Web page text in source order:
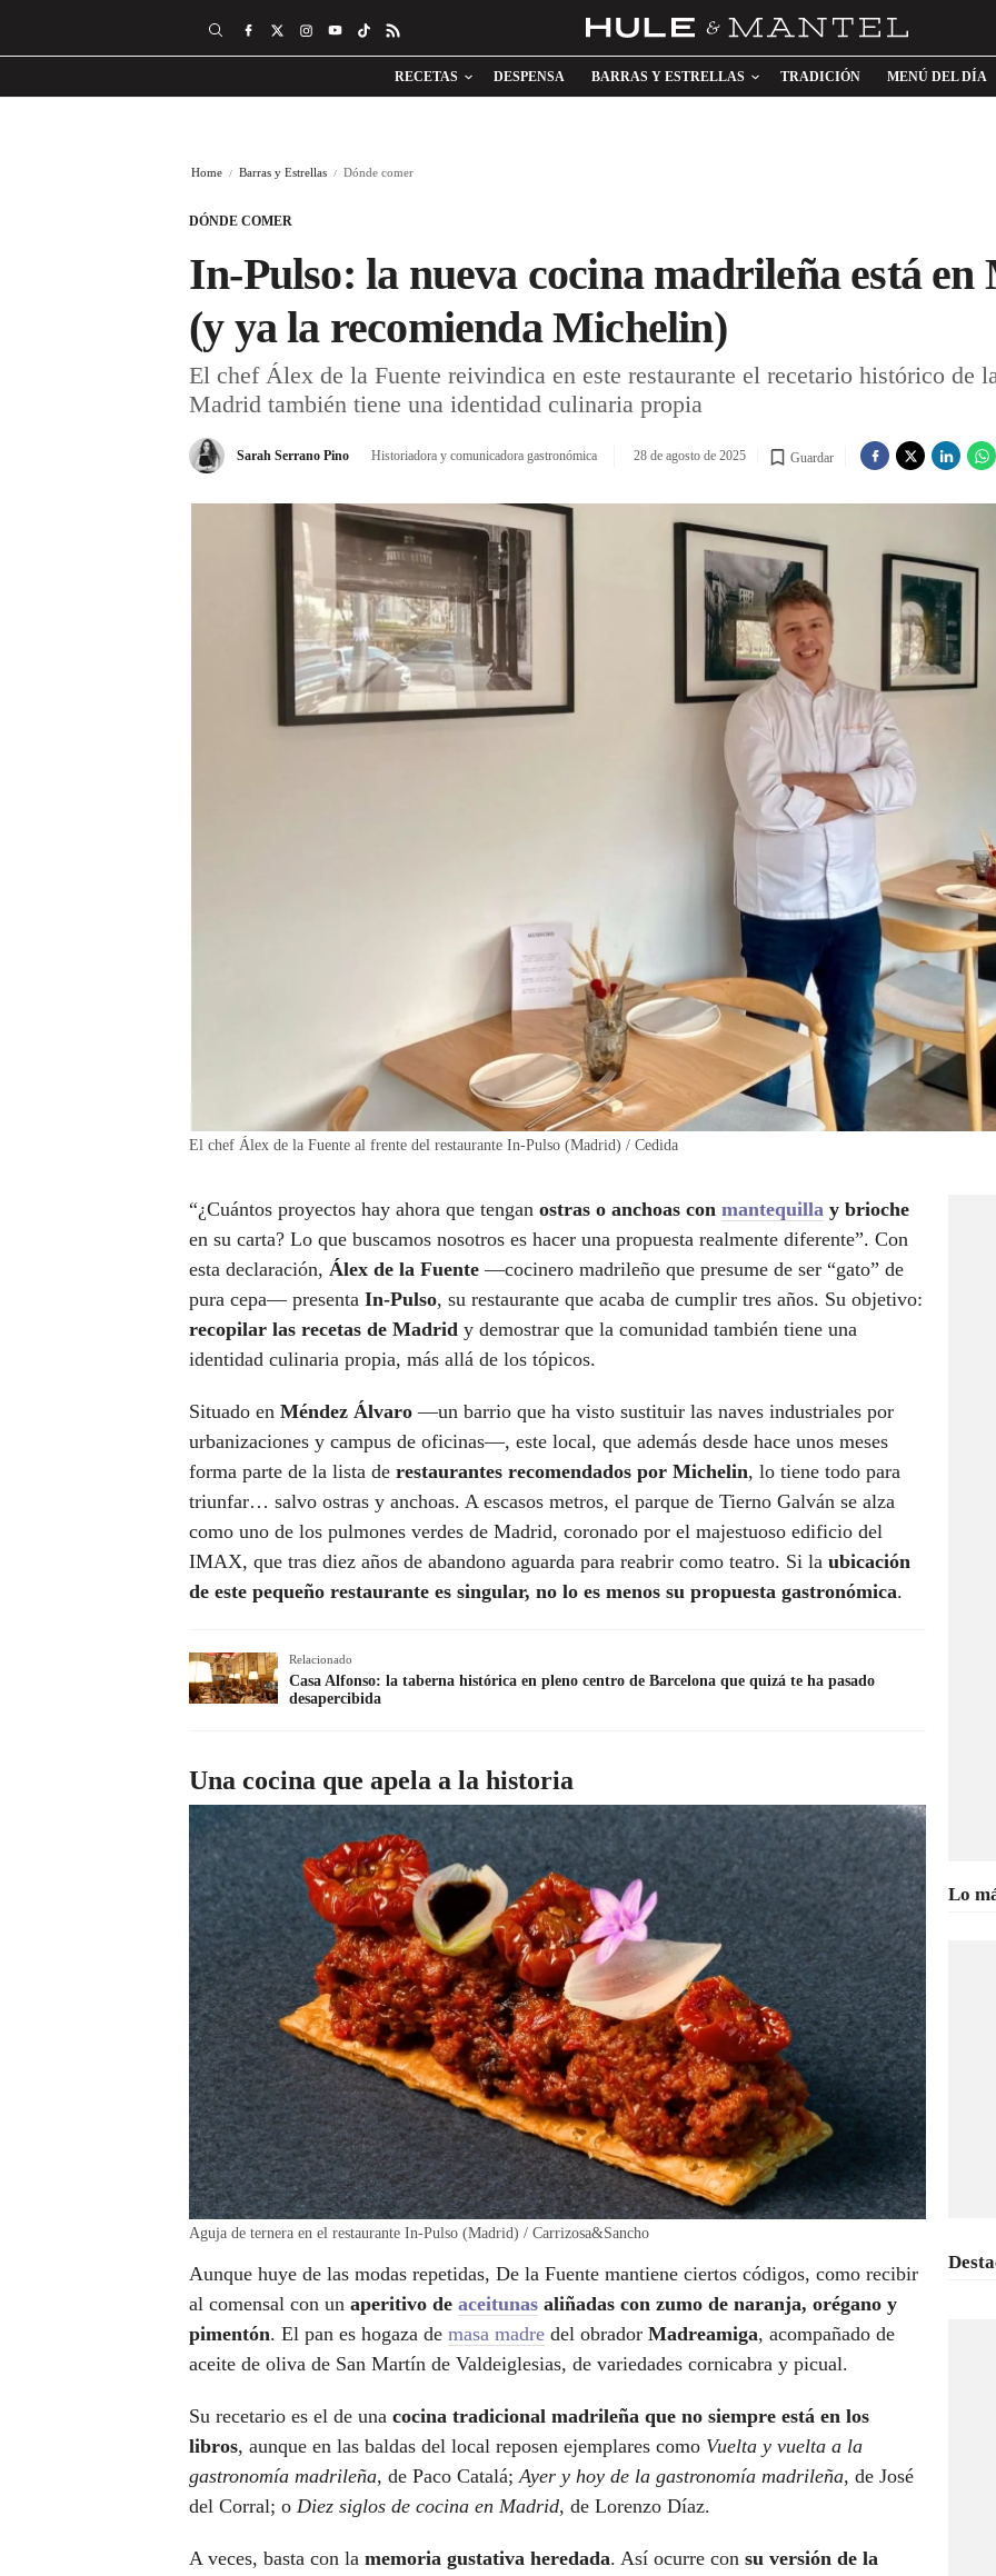
RECETAS DESPENSA BARRAS Y ESTRELLAS TRADICIÓN MENÚ DEL DÍA
Home Barras y Estrellas Dónde comer
DÓNDE COMER
In-Pulso: la nueva cocina madrileña está
(y ya la recomienda Michelin)
El chef Álex de la Fuente reivindica en este restaurante el recetario histórico de
Madrid también tiene una identidad culinaria propia
Sarah Serrano Pino Historiadora y comunicadora gastronómica 28 de agosto de 2025 Guardar
El chef Álex de la Fuente al frente del restaurante In-Pulso (Madrid) / Cedida
“¿Cuántos proyectos hay ahora que tengan ostras o anchoas con mantequilla y brioche
en su carta? Lo que buscamos nosotros es hacer una propuesta realmente diferente”. Con
esta declaración, Álex de la Fuente —cocinero madrileño que presume de ser “gato” de
pura cepa— presenta In-Pulso, su restaurante que acaba de cumplir tres años. Su objetivo:
recopilar las recetas de Madrid y demostrar que la comunidad también tiene una
identidad culinaria propia, más allá de los tópicos.
Situado en Méndez Álvaro —un barrio que ha visto sustituir las naves industriales por
urbanizaciones y campus de oficinas—, este local, que además desde hace unos meses
forma parte de la lista de restaurantes recomendados por Michelin, lo tiene todo para
triunfar… salvo ostras y anchoas. A escasos metros, el parque de Tierno Galván se alza
como uno de los pulmones verdes de Madrid, coronado por el majestuoso edificio del
IMAX, que tras diez años de abandono aguarda para reabrir como teatro. Si la ubicación
de este pequeño restaurante es singular, no lo es menos su propuesta gastronómica.
Relacionado
Casa Alfonso: la taberna histórica en pleno centro de Barcelona que quizá te ha pasado
desapercibida
Una cocina que apela a la historia
Aguja de ternera en el restaurante In-Pulso (Madrid) / Carrizosa&Sancho
Aunque huye de las modas repetidas, De la Fuente mantiene ciertos códigos, como recibir
al comensal con un aperitivo de aceitunas aliñadas con zumo de naranja, orégano y
pimentón. El pan es hogaza de masa madre del obrador Madreamiga, acompañado de
aceite de oliva de San Martín de Valdeiglesias, de variedades cornicabra y picual.
Su recetario es el de una cocina tradicional madrileña que no siempre está en los
libros, aunque en las baldas del local reposen ejemplares como Vuelta y vuelta a la
gastronomía madrileña, de Paco Catalá;Ayer y hoy de la gastronomía madrileña, de José
del Corral; o Diez siglos de cocina en Madrid, de Lorenzo Díaz.
A veces, basta con la memoria gustativa heredada. Así ocurre con su versión de la
Lo